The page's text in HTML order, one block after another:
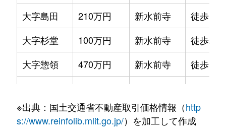
大字島田
210万円 新水前寺
徒歩1時
大字杉堂
100万円 新水前寺
徒歩2時
大字惣領
470万円 新水前寺
徒歩1時
大字田原
7,000万円 光の森
徒歩2時
※出典：国土交通省不動産取引価格情報（http
s://www.reinfolib.mlit.go.jp/）を加工して作成